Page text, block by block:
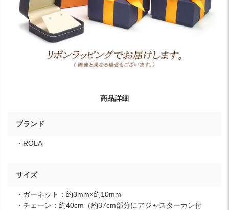
商品詳細
ブランド
・ROLA
サイズ
・ガーネット：約3mm×約10mm
・チェーン：約40cm（約37cm部分にアジャスターカン付